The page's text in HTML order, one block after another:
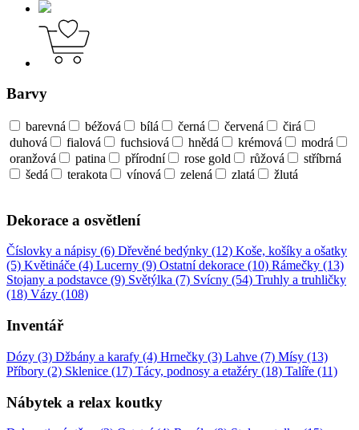
Barvy
barevná béžová bílá černá červená
čirá
duhová
fialová fuchsiová hnědá krémová
modrá
oranžová
patina přírodní rose gold růžová
stříbrná
šedá
terakota vínová zelená zlatá žlutá
Dekorace a osvětlení
Číslovky a nápisy (6) Dřevěné bedýnky (12) Koše, košíky a ošatky
(5) Květináče (4) Lucerny (9) Ostatní dekorace (10) Rámečky (13)
Stojany a podstavce (9) Světýlka (7) Svícny (54) Truhly a truhličky
(18) Vázy (108)
Inventář
Dózy (3) Džbány a karafy (4) Hrnečky (3) Lahve (7) Mísy (13)
Příbory (2) Sklenice (17) Tácy, podnosy a etažéry (18) Talíře (11)
Nábytek a relax koutky